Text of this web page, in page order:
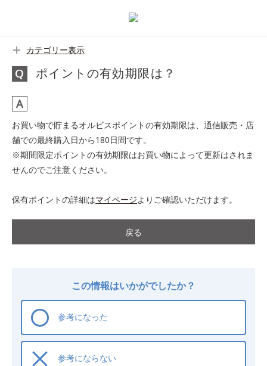
カテゴリー表示
ポイントの有効期限は？
お買い物で貯まるオルビスポイントの有効期限は、通信販売・店
舗での最終購入日から180日間です。
※期間限定ポイントの有効期限はお買い物によって更新はされま
せんのでご注意ください。
保有ポイントの詳細はマイページよりご確認いただけます。
戻る
この情報はいかがでしたか？
参考になった
参考にならない